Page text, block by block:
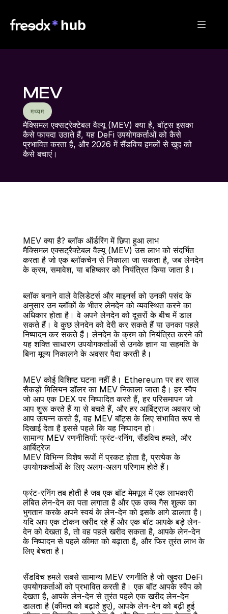
MEV
मध्यम
मैक्सिमल एक्सट्रेक्टेबल वैल्यू (MEV) क्या है, बॉट्स इसका
कैसे फायदा उठाते हैं, यह DeFi उपयोगकर्ताओं को कैसे
प्रभावित करता है, और 2026 में सैंडविच हमलों से खुद को
कैसे बचाएं।
बैक
MEV क्या है? ब्लॉक ऑर्डरिंग में छिपा हुआ लाभ
मैक्सिमल एक्सट्रैक्टेबल वैल्यू (MEV) उस लाभ को संदर्भित
करता है जो एक ब्लॉकचेन से निकाला जा सकता है, जब लेनदेन
के क्रम, समावेश, या बहिष्कार को नियंत्रित किया जाता है।
ब्लॉक बनाने वाले वेलिडेटर्स और माइनर्स को उनकी पसंद के
अनुसार उन ब्लॉकों के भीतर लेनदेन को व्यवस्थित करने का
अधिकार होता है। वे अपने लेनदेन को दूसरों के बीच में डाल
सकते हैं। वे कुछ लेनदेन को देरी कर सकते हैं या उनका पहले
निष्पादन कर सकते हैं। लेनदेन के क्रम को नियंत्रित करने की
यह शक्ति साधारण उपयोगकर्ताओं से उनके ज्ञान या सहमति के
बिना मूल्य निकालने के अवसर पैदा करती है।
MEV कोई विशिष्ट घटना नहीं है। Ethereum पर हर साल
सैकड़ों मिलियन डॉलर का MEV निकाला जाता है। हर स्वैप
जो आप एक DEX पर निष्पादित करते हैं, हर परिसमापन जो
आप शुरू करते हैं या से बचते हैं, और हर आर्बिट्राज अवसर जो
आप उत्पन्न करते हैं, वह MEV बॉट्स के लिए संभावित रूप से
दिखाई देता है इससे पहले कि यह निष्पादन हो।
सामान्य MEV रणनीतियाँ: फ्रंट-रनिंग, सैंडविच हमले, और
आर्बिट्रेज
MEV विभिन्न विशेष रूपों में प्रकट होता है, प्रत्येक के
उपयोगकर्ताओं के लिए अलग-अलग परिणाम होते हैं।
फ्रंट-रनिंग तब होती है जब एक बॉट मेमपूल में एक लाभकारी
लंबित लेन-देन का पता लगाता है और एक उच्च गैस शुल्क का
भुगतान करके अपने स्वयं के लेन-देन को इसके आगे डालता है।
यदि आप एक टोकन खरीद रहे हैं और एक बॉट आपके बड़े लेन-
देन को देखता है, तो वह पहले खरीद सकता है, आपके लेन-देन
के निष्पादन से पहले कीमत को बढ़ाता है, और फिर तुरंत लाभ के
लिए बेचता है।
सैंडविच हमले सबसे सामान्य MEV रणनीति है जो खुदरा DeFi
उपयोगकर्ताओं को प्रभावित करती है। एक बॉट आपके स्वैप को
देखता है, आपके लेन-देन से तुरंत पहले एक खरीद लेन-देन
डालता है (कीमत को बढ़ाते हुए), आपके लेन-देन को बढ़ी हुई